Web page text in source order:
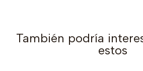
También podría
estos